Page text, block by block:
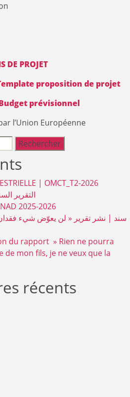
DE PROJET
proposition de projet
prévisionnel
l’Union Européenne
| OMCT_T2-2026
التقرير السنوي
2025-2026
سند | نشر تقرير « لن يعوّض شيء فقدان
du rapport » Rien ne pourra
de mon fils, je ne veux que la
récents